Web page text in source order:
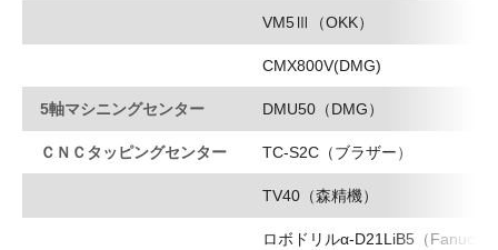
VM5Ⅲ（OKK）
CMX800V(DMG)
5軸マシニングセンター DMU50（DMG）
ＣＮＣタッピングセンター TC-S2C（ブラザー）
TV40（森精機）
ロボドリルα-D21LiB5（Fanuc）